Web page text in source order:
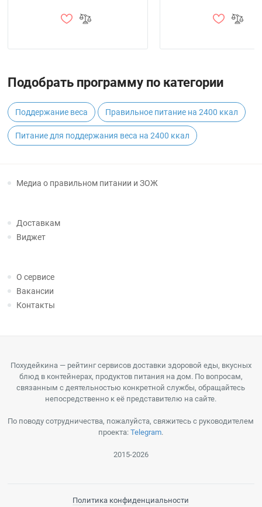
Подобрать программу по категории
Поддержание веса Правильное питание на 2400 ккал
Питание для поддержания веса на 2400 ккал
Медиа о правильном питании и ЗОЖ
Доставкам
Виджет
О сервисе
Вакансии
Контакты
Похудейкина — рейтинг сервисов доставки здоровой еды, вкусных
блюд в контейнерах, продуктов питания на дом. По вопросам,
связанным с деятельностью конкретной службы, обращайтесь
непосредственно к её представителю на сайте.
По поводу сотрудничества, пожалуйста, свяжитесь с руководителем
проекта:Telegram.
2015-2026
Политика конфиденциальности